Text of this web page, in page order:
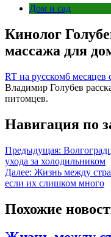
Дом и сад
Кинолог
массажа для
RT на русском6 месяцев
Владимир Голубев
питомцев.
Навигация по
Предыдущая:
ухода за холодильником
Далее: Жизнь между
если их слишком много
Похожие